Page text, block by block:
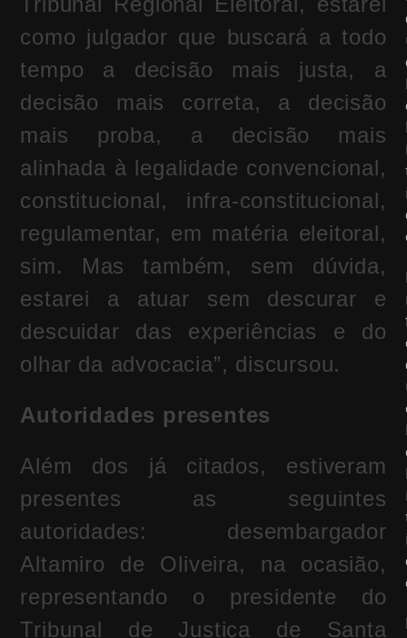
como julgador que buscará a todo
tempo a decisão mais justa, a
decisão mais correta, a decisão
mais proba, a decisão mais
alinhada à legalidade convencional,
constitucional, infra-constitucional,
regulamentar, em matéria eleitoral,
sim. Mas também, sem dúvida,
estarei a atuar sem descurar e
descuidar das experiências e do
olhar da advocacia”, discursou.
Autoridades presentes
Além dos já citados, estiveram
presentes as seguintes
autoridades: desembargador
Altamiro de Oliveira, na ocasião,
representando o presidente do
Tribunal de Justiça de Santa